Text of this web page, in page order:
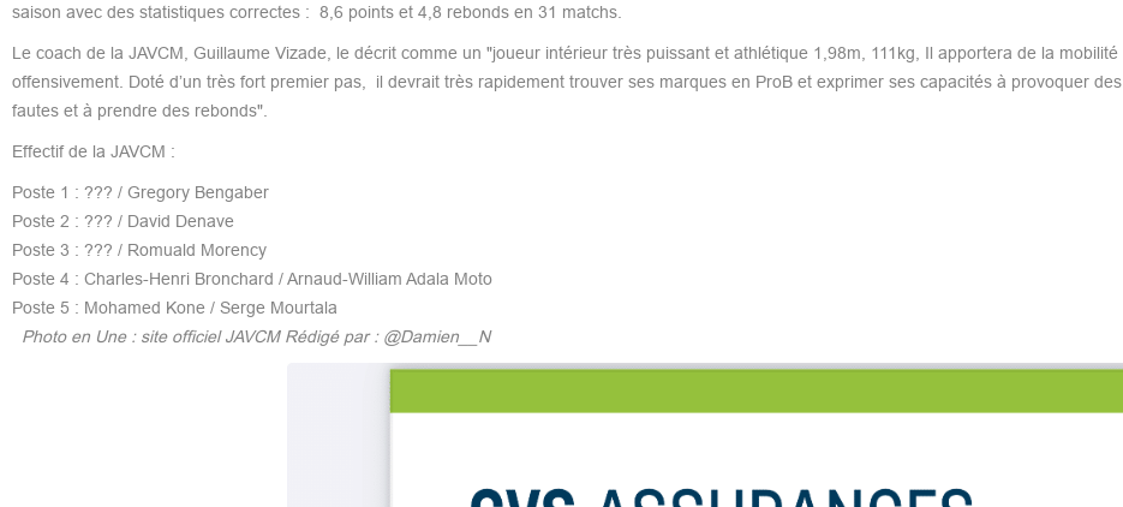
saison avec des statistiques correctes : 8,6 points et 4,8 rebonds en 31 matchs.
Le coach de la JAVCM, Guillaume Vizade, le décrit comme un "joueur intérieur très puissant et athlétique 1,98m, 111kg, Il apportera de la mobilité
offensivement. Doté d’un très fort premier pas, il devrait très rapidement trouver ses marques en ProB et exprimer ses capacités à provoquer des
fautes et à prendre des rebonds".
Effectif de la JAVCM :
Poste 1 : ??? / Gregory Bengaber
Poste 2 : ??? / David Denave
Poste 3 : ??? / Romuald Morency
Poste 4 : Charles-Henri Bronchard / Arnaud-William Adala Moto
Poste 5 : Mohamed Kone / Serge Mourtala
Photo en Une : site officiel JAVCM Rédigé par : @Damien__N